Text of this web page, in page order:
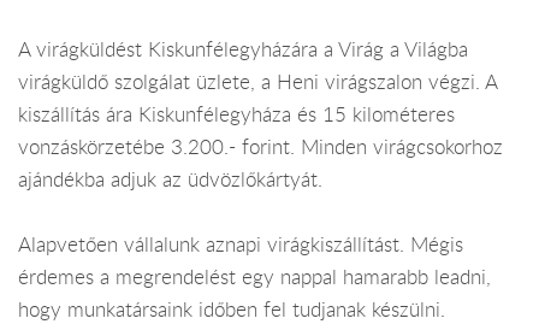
A virágküldést Kiskunfélegyházára a Virág a Világba
virágküldő szolgálat üzlete, a Heni virágszalon végzi. A
kiszállítás ára Kiskunfélegyháza és 15 kilométeres
vonzáskörzetébe 3.200.- forint. Minden virágcsokorhoz
ajándékba adjuk az üdvözlőkártyát.
Alapvetően vállalunk aznapi virágkiszállítást. Mégis
érdemes a megrendelést egy nappal hamarabb leadni,
hogy munkatársaink időben fel tudjanak készülni.